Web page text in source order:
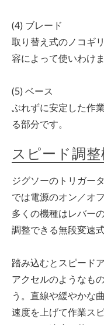
(4) ブレード
取り替え式のノコギ
容によって使いわけま
(5) ベース
ぶれずに安定した作
る部分です。
スピード調
ジグソーのトリガー
では電源のオン／オ
多くの機種はレバー
調整できる無段変速
踏み込むとスピード
アクセルのようなも
う。直線や緩やかな
速度を上げて作業ス